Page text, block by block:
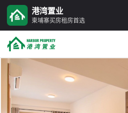
港湾置业
柬埔寨买房租房首选